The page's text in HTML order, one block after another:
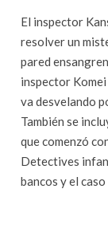
El inspector
resolver un
pared
inspector
va desvelando
También se
que comenzó
Detectives
bancos y el